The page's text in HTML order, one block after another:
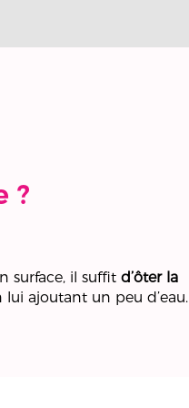
?
surface, il suffit d’ôter la
lui ajoutant un peu d’eau.